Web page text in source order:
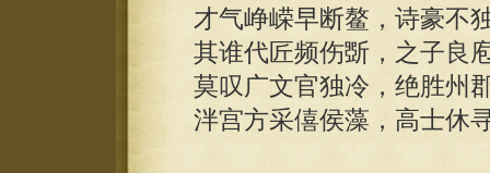
才气峥嵘早断鳌，诗豪不
其谁代匠频伤斲，之子良
莫叹广文官独冷，绝胜州
泮宫方采僖侯藻，高士休